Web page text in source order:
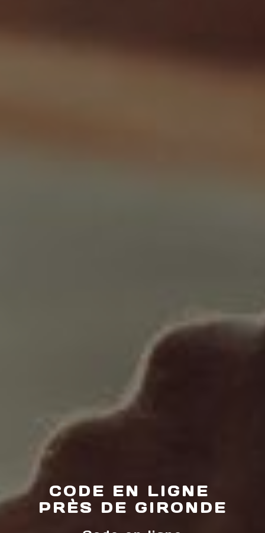
CODE EN LIGNE
PRÈS DE GIRONDE